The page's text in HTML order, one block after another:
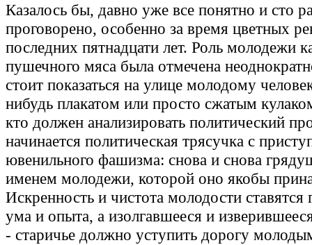
Казалось бы, давно уже все понятно и сто
проговорено, особенно за время цветных
последних пятнадцати лет. Роль молодежи
пушечного мяса была отмечена
стоит показаться на улице молодому
нибудь плакатом или просто сжатым
кто должен анализировать политический
начинается политическая трясучка с
ювенильного фашизма: снова и снова
именем молодежи, которой оно якобы
Искренность и чистота молодости
ума и опыта, а изолгавшееся и
- старичье должно уступить дорогу